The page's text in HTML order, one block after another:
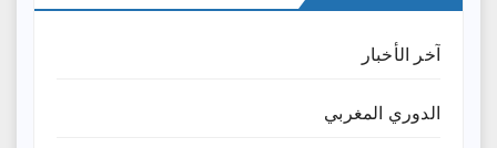
آخر الأخبار
الدوري المغربي